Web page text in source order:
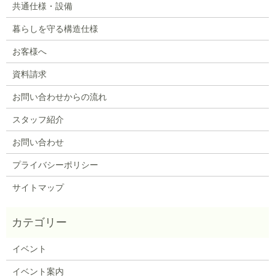
共通仕様・設備
暮らしを守る構造仕様
お客様へ
資料請求
お問い合わせからの流れ
スタッフ紹介
お問い合わせ
プライバシーポリシー
サイトマップ
イベント
イベント案内